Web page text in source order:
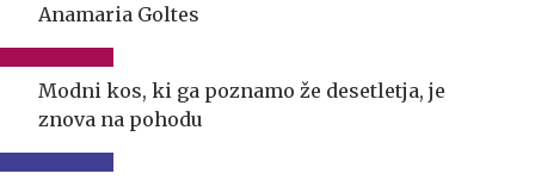
Anamaria Goltes
Modni kos, ki ga poznamo že desetletja, je
znova na pohodu